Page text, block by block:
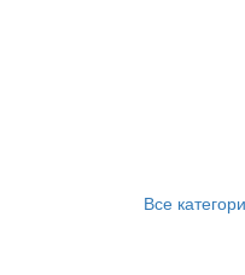
Все